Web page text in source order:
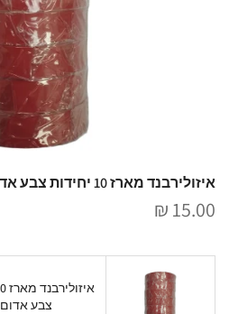
איזולירבנד מארז 10 יחידות צבע אדום
15.00 ₪
צבע אדום